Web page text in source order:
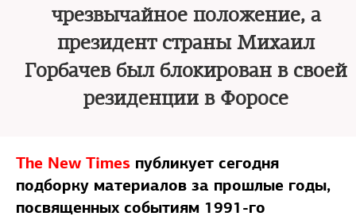
чрезвычайное положение, а
президент страны Михаил
Горбачев был блокирован в своей
резиденции в Форосе
The New Times публикует сегодня
подборку материалов за прошлые годы,
посвященных событиям 1991-го